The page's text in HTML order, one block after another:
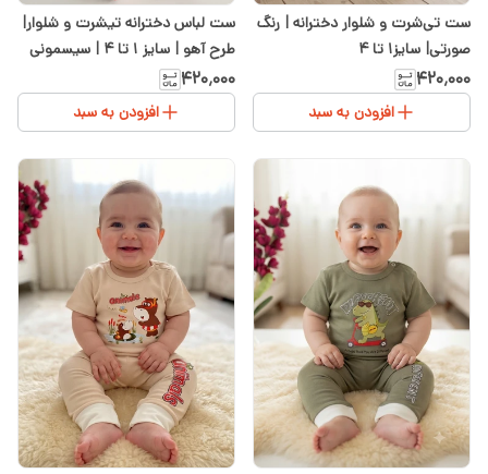
ست تی‌شرت و شلوار دخترانه | رنگ
صورتی| سایز۱ تا ۴
۴۲۰٬۰۰۰
افزودن به سبد
ست لباس دخترانه تیشرت و شلوار|
طرح آهو | سایز ۱ تا ۴ | سیسمونی
شیدا
۴۲۰٬۰۰۰
افزودن به سبد